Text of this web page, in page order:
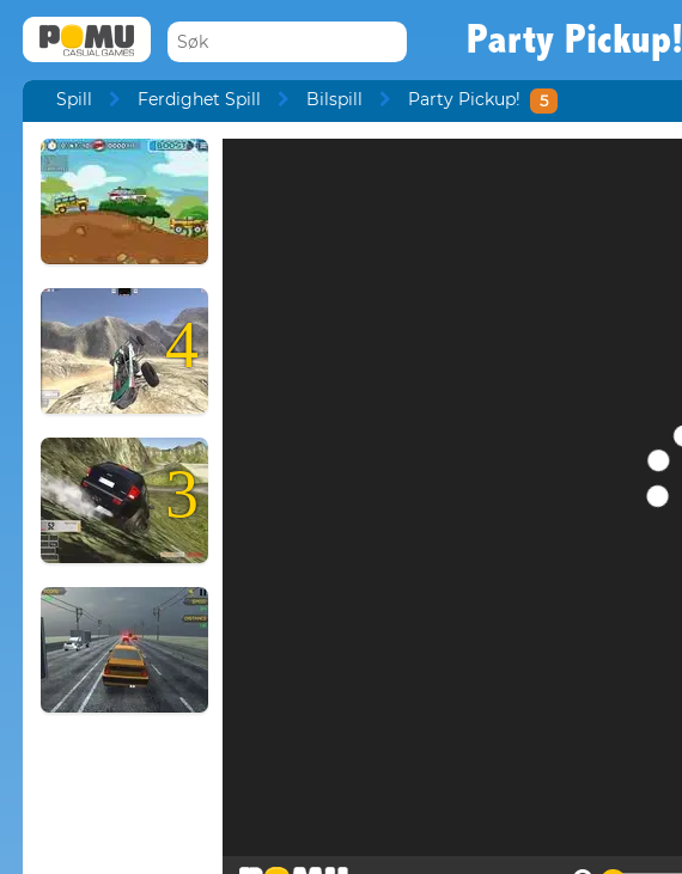
Party Pickup!
Spill Ferdighet Spill Bilspill Party Pickup! 5
4
3